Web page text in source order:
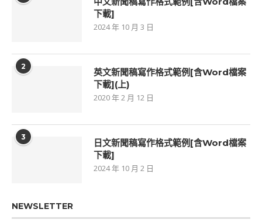
下載]
2024 年 10 月 3 日
2
英文新聞稿寫作格式範例[含Word檔案
下載](上)
2020 年 2 月 12 日
3
日文新聞稿寫作格式範例[含Word檔案
下載]
2024 年 10 月 2 日
NEWSLETTER